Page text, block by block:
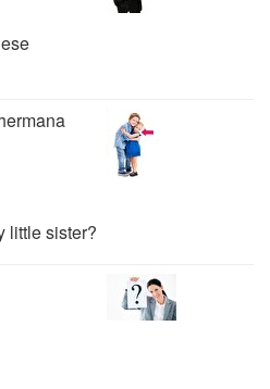
little sister?